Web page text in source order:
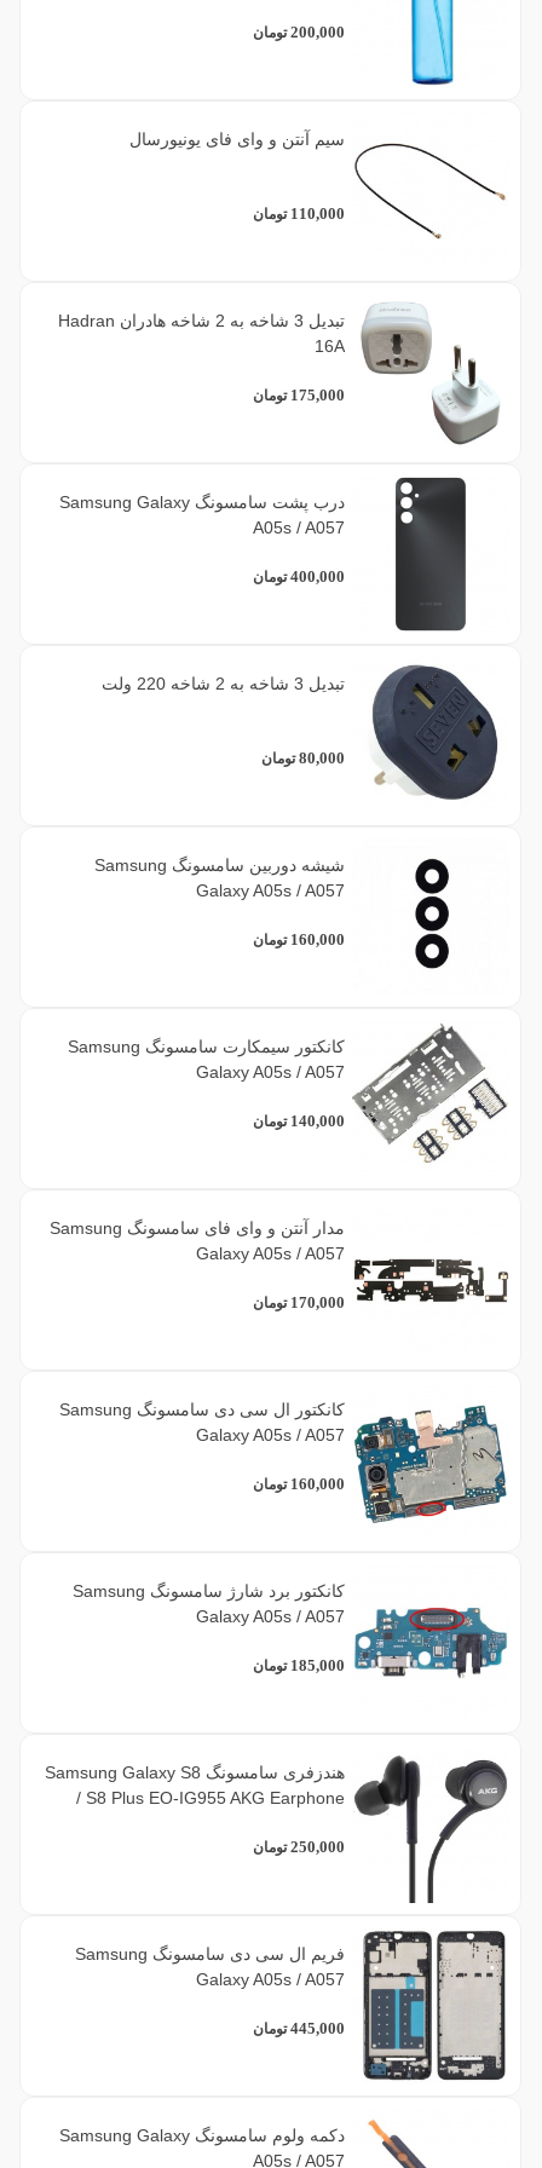
200,000 تومان
سیم آنتن و وای فای یونیورسال
110,000 تومان
تبدیل 3 شاخه به 2 شاخه هادران Hadran
16A
175,000 تومان
درب پشت سامسونگ Samsung Galaxy
A05s / A057
400,000 تومان
تبدیل 3 شاخه به 2 شاخه 220 ولت
80,000 تومان
شیشه دوربین سامسونگ Samsung
Galaxy A05s / A057
160,000 تومان
کانکتور سیمکارت سامسونگ Samsung
Galaxy A05s / A057
140,000 تومان
مدار آنتن و وای فای سامسونگ Samsung
Galaxy A05s / A057
170,000 تومان
کانکتور ال سی دی سامسونگ Samsung
Galaxy A05s / A057
160,000 تومان
کانکتور برد شارژ سامسونگ Samsung
Galaxy A05s / A057
185,000 تومان
هندزفری سامسونگ Samsung Galaxy S8
/ S8 Plus EO-IG955 AKG Earphone
250,000 تومان
فریم ال سی دی سامسونگ Samsung
Galaxy A05s / A057
445,000 تومان
دکمه ولوم سامسونگ Samsung Galaxy
A05s / A057